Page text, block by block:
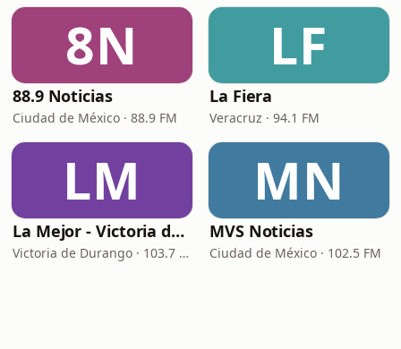
8N
88.9 Noticias
Ciudad de México · 88.9 FM
LF
La Fiera
Veracruz · 94.1 FM
LM
La Mejor - Victoria de Durango
Victoria de Durango · 103.7 FM - 760 AM
MN
MVS Noticias
Ciudad de México · 102.5 FM